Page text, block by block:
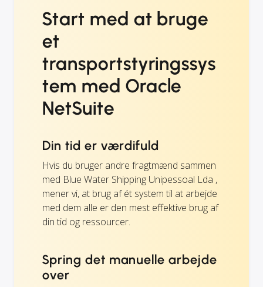
Start med at bruge
et
transportstyringssys
tem med Oracle
NetSuite
Din tid er værdifuld
Hvis du bruger andre fragtmænd sammen
med Blue Water Shipping Unipessoal Lda ,
mener vi, at brug af ét system til at arbejde
med dem alle er den mest effektive brug af
din tid og ressourcer.
Spring det manuelle arbejde
over